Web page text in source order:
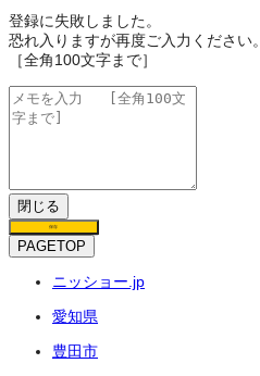
登録に失敗しました。
恐れ入りますが再度ご入力ください。
［全角100文字まで］
閉じる
保存
PAGETOP
ニッショー.jp
愛知県
豊田市